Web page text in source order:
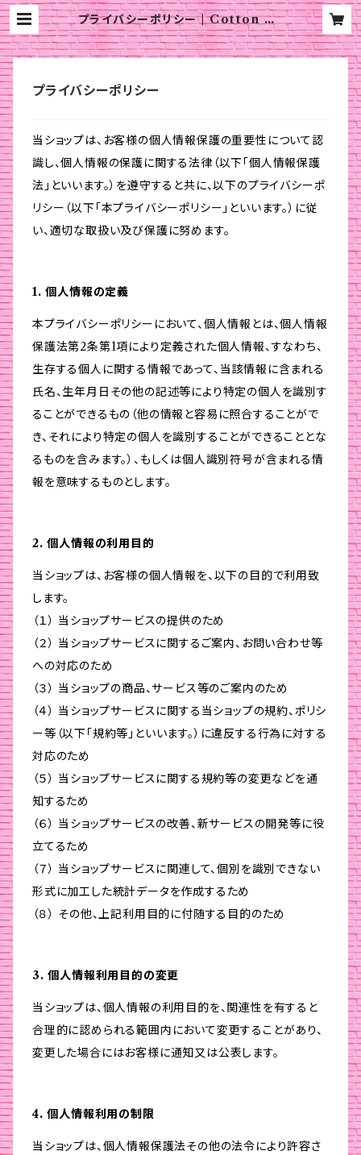
プライバシーポリシー | Cotton Ca
ndy
プライバシーポリシー
当ショップは、お客様の個人情報保護の重要性について認
識し、個人情報の保護に関する法律（以下「個人情報保護
法」といいます。）を遵守すると共に、以下のプライバシーポ
リシー（以下「本プライバシーポリシー」といいます。）に従
い、適切な取扱い及び保護に努めます。
1. 個人情報の定義
本プライバシーポリシーにおいて、個人情報とは、個人情報
保護法第2条第1項により定義された個人情報、すなわち、
生存する個人に関する情報であって、当該情報に含まれる
氏名、生年月日その他の記述等により特定の個人を識別す
ることができるもの（他の情報と容易に照合することがで
き、それにより特定の個人を識別することができることとな
るものを含みます。）、もしくは個人識別符号が含まれる情
報を意味するものとします。
2. 個人情報の利用目的
当ショップは、お客様の個人情報を、以下の目的で利用致
します。
（１） 当ショップサービスの提供のため
（２） 当ショップサービスに関するご案内、お問い合わせ等
への対応のため
（３） 当ショップの商品、サービス等のご案内のため
（４） 当ショップサービスに関する当ショップの規約、ポリシ
ー等（以下「規約等」といいます。）に違反する行為に対する
対応のため
（５） 当ショップサービスに関する規約等の変更などを通
知するため
（６） 当ショップサービスの改善、新サービスの開発等に役
立てるため
（７） 当ショップサービスに関連して、個別を識別できない
形式に加工した統計データを作成するため
（８） その他、上記利用目的に付随する目的のため
3. 個人情報利用目的の変更
当ショップは、個人情報の利用目的を、関連性を有すると
合理的に認められる範囲内において変更することがあり、
変更した場合にはお客様に通知又は公表します。
4. 個人情報利用の制限
当ショップは、個人情報保護法その他の法令により許容さ